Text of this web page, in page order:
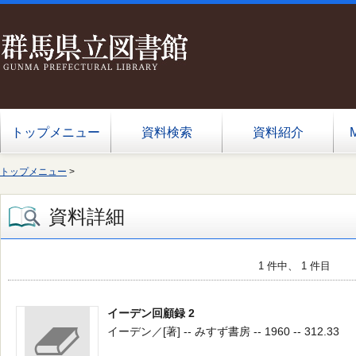
トップメニュー 資料検索 資料紹介
トップメニュー >
資料詳細
1 件中、 1 件目
イーデン回顧録 2
イーデン／[著] -- みすず書房 -- 1960 -- 312.33